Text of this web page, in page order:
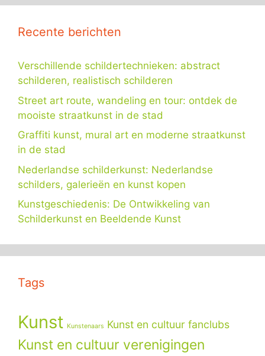
Recente berichten
Verschillende schildertechnieken: abstract
schilderen, realistisch schilderen
Street art route, wandeling en tour: ontdek de
mooiste straatkunst in de stad
Graffiti kunst, mural art en moderne straatkunst
in de stad
Nederlandse schilderkunst: Nederlandse
schilders, galerieën en kunst kopen
Kunstgeschiedenis: De Ontwikkeling van
Schilderkunst en Beeldende Kunst
Tags
Kunst Kunstenaars Kunst en cultuur fanclubs
Kunst en cultuur verenigingen